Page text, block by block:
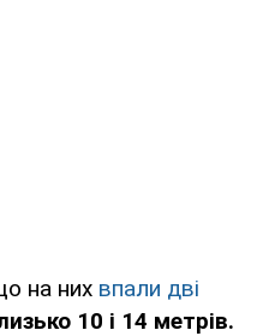
на них впали дві
10 і 14 метрів.